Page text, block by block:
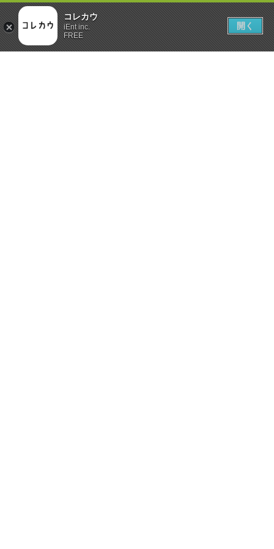
コレカウ
iEnt inc.
FREE
開く